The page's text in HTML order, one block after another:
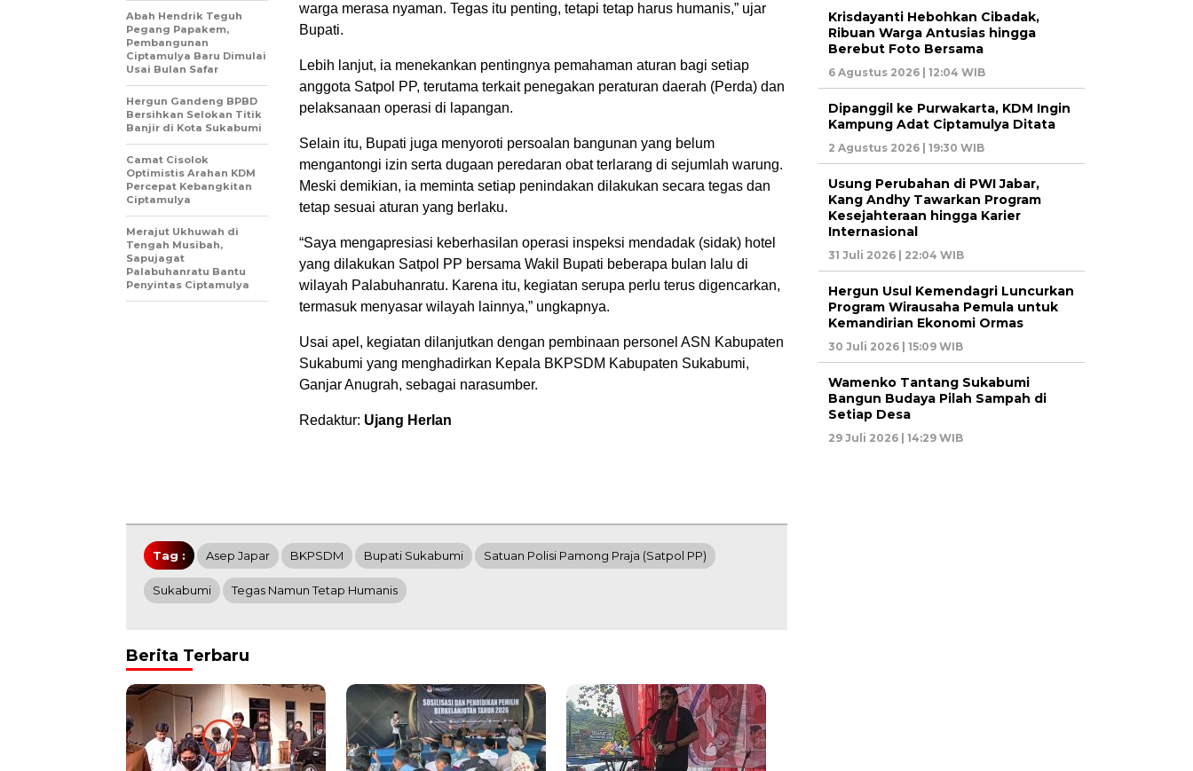
warga merasa nyaman. Tegas itu penting, tetapi tetap harus humanis,” ujar
Bupati.
Lebih lanjut, ia menekankan pentingnya pemahaman aturan bagi setiap
anggota Satpol PP, terutama terkait penegakan peraturan daerah (Perda) dan
pelaksanaan operasi di lapangan.
Selain itu, Bupati juga menyoroti persoalan bangunan yang belum
mengantongi izin serta dugaan peredaran obat terlarang di sejumlah warung.
Meski demikian, ia meminta setiap penindakan dilakukan secara tegas dan
tetap sesuai aturan yang berlaku.
“Saya mengapresiasi keberhasilan operasi inspeksi mendadak (sidak) hotel
yang dilakukan Satpol PP bersama Wakil Bupati beberapa bulan lalu di
wilayah Palabuhanratu. Karena itu, kegiatan serupa perlu terus digencarkan,
termasuk menyasar wilayah lainnya,” ungkapnya.
Usai apel, kegiatan dilanjutkan dengan pembinaan personel ASN Kabupaten
Sukabumi yang menghadirkan Kepala BKPSDM Kabupaten Sukabumi,
Ganjar Anugrah, sebagai narasumber.
Redaktur: Ujang Herlan
Abah Hendrik Teguh
Pegang Papakem,
Pembangunan
Ciptamulya Baru Dimulai
Usai Bulan Safar
Hergun Gandeng BPBD
Bersihkan Selokan Titik
Banjir di Kota Sukabumi
Camat Cisolok
Optimistis Arahan KDM
Percepat Kebangkitan
Ciptamulya
Merajut Ukhuwah di
Tengah Musibah,
Sapujagat
Palabuhanratu Bantu
Penyintas Ciptamulya
Tag : Asep Japar BKPSDM Bupati Sukabumi Satuan Polisi Pamong Praja (Satpol PP)
Sukabumi Tegas Namun Tetap Humanis
Berita Terbaru
Krisdayanti Hebohkan Cibadak,
Ribuan Warga Antusias hingga
Berebut Foto Bersama
6 Agustus 2026 | 12:04 WIB
Dipanggil ke Purwakarta, KDM Ingin
Kampung Adat Ciptamulya Ditata
2 Agustus 2026 | 19:30 WIB
Usung Perubahan di PWI Jabar,
Kang Andhy Tawarkan Program
Kesejahteraan hingga Karier
Internasional
31 Juli 2026 | 22:04 WIB
Hergun Usul Kemendagri Luncurkan
Program Wirausaha Pemula untuk
Kemandirian Ekonomi Ormas
30 Juli 2026 | 15:09 WIB
Wamenko Tantang Sukabumi
Bangun Budaya Pilah Sampah di
Setiap Desa
29 Juli 2026 | 14:29 WIB